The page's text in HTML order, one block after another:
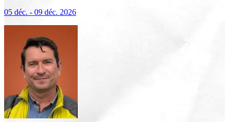
05 déc. - 09 déc. 2026